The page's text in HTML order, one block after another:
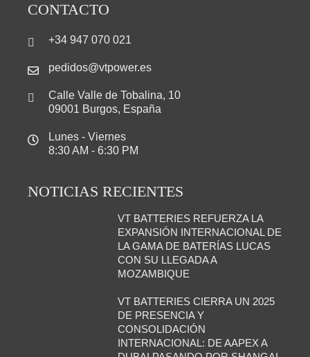
CONTACTO
+34 947 070 021
pedidos@vtpower.es
Calle Valle de Tobalina, 10
09001 Burgos, España
Lunes - Viernes
8:30 AM - 6:30 PM
NOTICIAS RECIENTES
VT BATTERIES REFUERZA LA
EXPANSIÓN INTERNACIONAL DE
LA GAMA DE BATERÍAS LUCAS
CON SU LLEGADA A
MOZAMBIQUE
VT BATTERIES CIERRA UN 2025
DE PRESENCIA Y
CONSOLIDACIÓN
INTERNACIONAL: DE AAPEX A